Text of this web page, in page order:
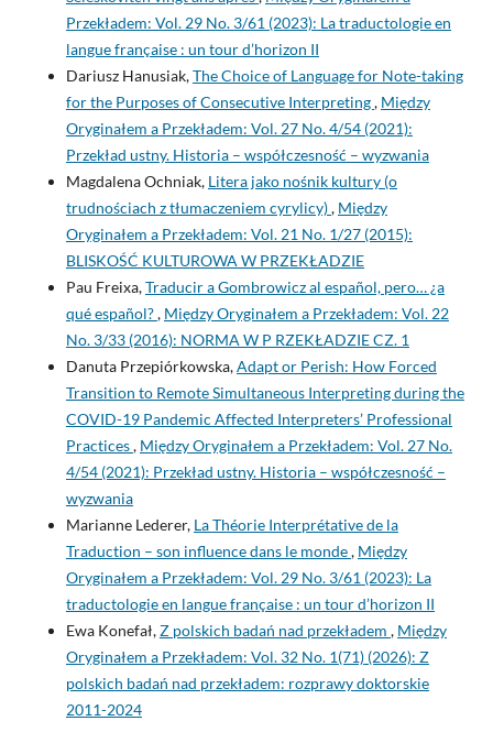
Przekładem: Vol. 29 No. 3/61 (2023): La traductologie en
langue française : un tour d’horizon II
Dariusz Hanusiak,The Choice of Language for Note-taking
for the Purposes of Consecutive Interpreting, Między
Oryginałem a Przekładem: Vol. 27 No. 4/54 (2021):
Przekład ustny. Historia – współczesność – wyzwania
Magdalena Ochniak, Litera jako nośnik kultury (o
trudnościach z tłumaczeniem cyrylicy), Między
Oryginałem a Przekładem: Vol. 21 No. 1/27 (2015):
BLISKOŚĆ KULTUROWA W PRZEKŁADZIE
Pau Freixa,Traducir a Gombrowicz al español, pero… ¿a
qué español?, Między Oryginałem a Przekładem: Vol. 22
No. 3/33 (2016): NORMA W P RZEKŁADZIE CZ. 1
Danuta Przepiórkowska,Adapt or Perish: How Forced
Transition to Remote Simultaneous Interpreting during the
COVID-19 Pandemic Affected Interpreters’ Professional
Practices, Między Oryginałem a Przekładem: Vol. 27 No.
4/54 (2021): Przekład ustny. Historia – współczesność –
wyzwania
Marianne Lederer, La Théorie Interprétative de la
Traduction – son influence dans le monde, Między
Oryginałem a Przekładem: Vol. 29 No. 3/61 (2023): La
traductologie en langue française : un tour d’horizon II
Ewa Konefał,Z polskich badań nad przekładem , Między
Oryginałem a Przekładem: Vol. 32 No. 1(71) (2026): Z
polskich badań nad przekładem: rozprawy doktorskie
2011-2024